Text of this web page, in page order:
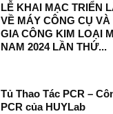
LỄ KHAI MẠC TRIỂN
VỀ MÁY CÔNG CỤ
GIA CÔNG KIM LOẠI
NAM 2024 LẦN THỨ...
Tủ Thao Tác PCR –
PCR của HUYLab